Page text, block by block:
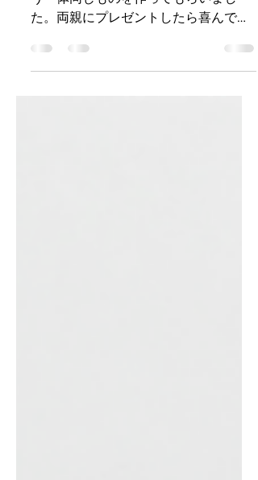
以前注文したフィギュアに満足し、も
う一体同じものを作ってもらいまし
た。両親にプレゼントしたら喜んでく